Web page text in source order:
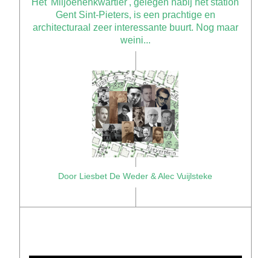
Het 'Miljoenenkwartier', gelegen nabij het station
Gent Sint-Pieters, is een prachtige en
architecturaal zeer interessante buurt. Nog maar
weini...
Door Liesbet De Weder & Alec Vuijlsteke